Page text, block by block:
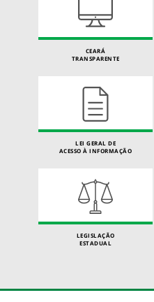
CEARÁ
TRANSPARENTE
LEI GERAL DE
ACESSO À INFORMAÇÃO
LEGISLAÇÃO
ESTADUAL